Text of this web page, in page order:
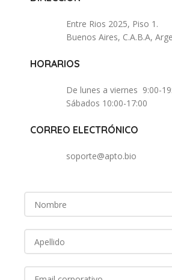
Entre Rios 2025, Piso 1.
Buenos Aires, C.A.B.A,
HORARIOS
De lunes a viernes 9:00-
Sábados 10:00-17:00
CORREO ELECTRÓNICO
soporte@apto.bio